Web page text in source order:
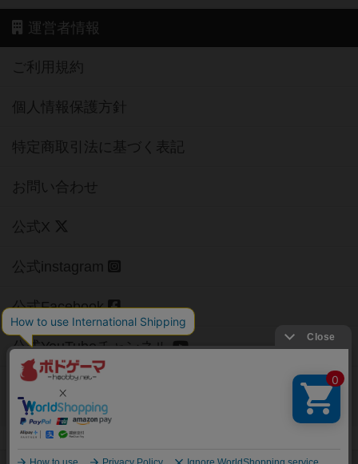
運営者情報
ご利用規約
個人情報保護方針
特定商取引法に基づく表記
お問い合わせ
公式X
公式instagram
公式Facebook
公式YouTubeチャンネル